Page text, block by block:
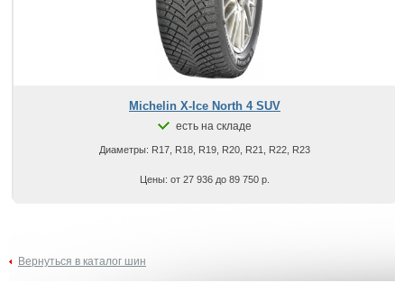
Michelin X-Ice North 4 SUV
есть на складе
Диаметры: R17, R18, R19, R20, R21, R22, R23
Цены: от 27 936 до 89 750 р.
Вернуться в каталог шин